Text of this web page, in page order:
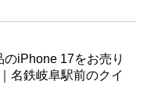
のiPhone 17をお売り
名鉄岐阜駅前のクイ